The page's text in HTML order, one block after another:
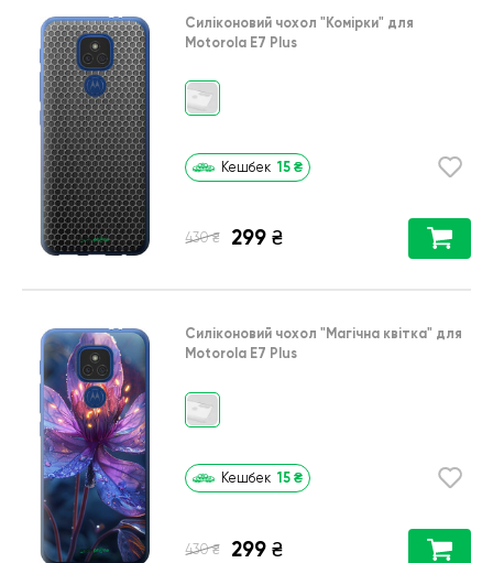
Силіконовий чохол "Комірки" для
Motorola E7 Plus
Кешбек 15 ₴
430 ₴ 299 ₴
Силіконовий чохол "Магічна квітка" для
Motorola E7 Plus
Кешбек 15 ₴
430 ₴ 299 ₴